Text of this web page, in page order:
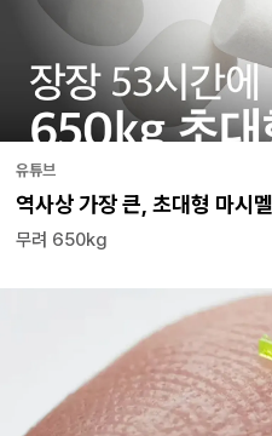
유튜브
역사상 가장 큰, 초대형 마시
무려 650kg